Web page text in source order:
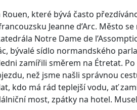
které bývá často
Jeanne d’Arc. Město
Notre Dame de
bývalé sídlo normandského
zamířili směrem na Étretat.
než jsme našli správnou
kdo má rád teplejší vodu, ať
most, zpátky na hotel.